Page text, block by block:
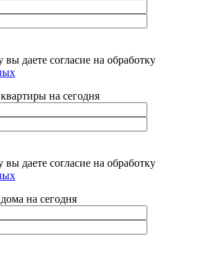
даете согласие на обработку
на сегодня
даете согласие на обработку
на сегодня